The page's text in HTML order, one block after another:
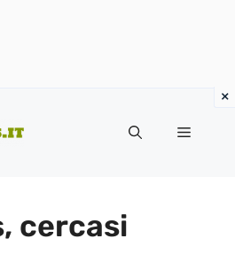
Menu
cercasi